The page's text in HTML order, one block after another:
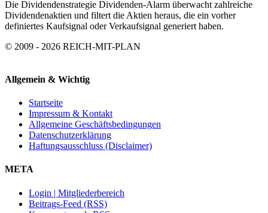
Die Dividendenstrategie Dividenden-Alarm überwacht zahlreiche
Dividendenaktien und filtert die Aktien heraus, die ein vorher
definiertes Kaufsignal oder Verkaufsignal generiert haben.
© 2009 - 2026 REICH-MIT-PLAN
Allgemein & Wichtig
Startseite
Impressum & Kontakt
Allgemeine Geschäftsbedingungen
Datenschutzerklärung
Haftungsausschluss (Disclaimer)
META
Login | Mitgliederbereich
Beitrags-Feed (RSS)